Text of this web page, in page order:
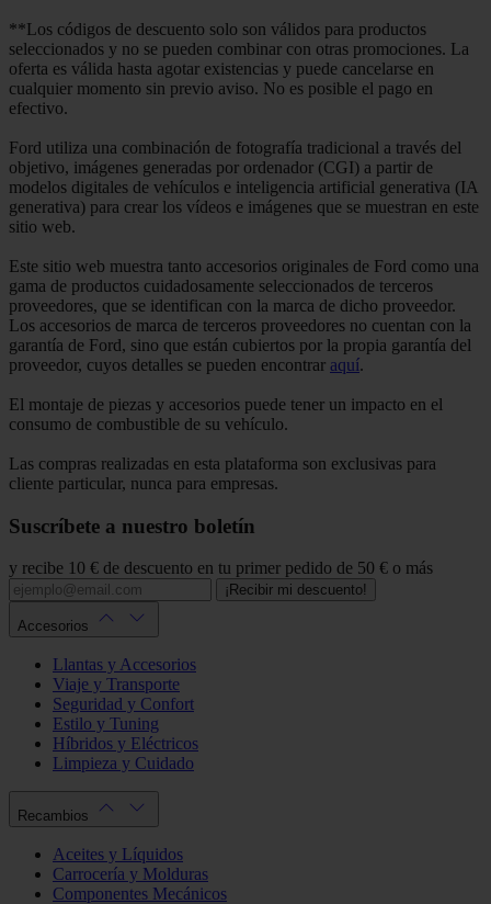
**Los códigos de descuento solo son válidos para productos
seleccionados y no se pueden combinar con otras promociones. La
oferta es válida hasta agotar existencias y puede cancelarse en
cualquier momento sin previo aviso. No es posible el pago en
efectivo.
Ford utiliza una combinación de fotografía tradicional a través del
objetivo, imágenes generadas por ordenador (CGI) a partir de
modelos digitales de vehículos e inteligencia artificial generativa (IA
generativa) para crear los vídeos e imágenes que se muestran en este
sitio web.
Este sitio web muestra tanto accesorios originales de Ford como una
gama de productos cuidadosamente seleccionados de terceros
proveedores, que se identifican con la marca de dicho proveedor.
Los accesorios de marca de terceros proveedores no cuentan con la
garantía de Ford, sino que están cubiertos por la propia garantía del
proveedor, cuyos detalles se pueden encontrar aquí.
El montaje de piezas y accesorios puede tener un impacto en el
consumo de combustible de su vehículo.
Las compras realizadas en esta plataforma son exclusivas para
cliente particular, nunca para empresas.
Suscríbete a nuestro boletín
y recibe 10 € de descuento en tu primer pedido de 50 € o más
¡Recibir mi descuento!
Accesorios
Llantas y Accesorios
Viaje y Transporte
Seguridad y Confort
Estilo y Tuning
Híbridos y Eléctricos
Limpieza y Cuidado
Recambios
Aceites y Líquidos
Carrocería y Molduras
Componentes Mecánicos